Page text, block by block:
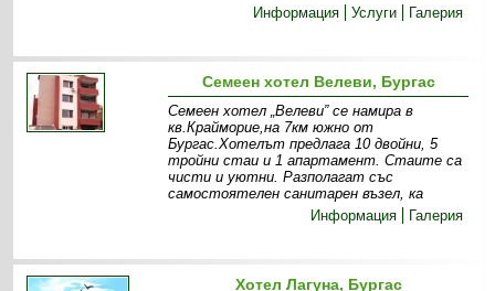
Информация
Услуги Галерия
Семеен хотел Велеви, Бургас
Семеен хотел „Велеви” се намира в
кв.Крайморие,на 7км южно от
Бургас.Хотелът предлага 10 двойни, 5
тройни стаи и 1 апартамент. Стаите са
чисти и уютни. Разполагат със
самостоятелен санитарен възел, ка
Информация
Галерия
Хотел Лагуна, Бургас